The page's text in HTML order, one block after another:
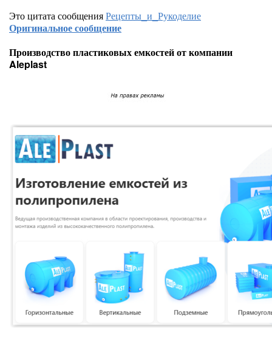
Это цитата сообщенияРецепты_и_Рукоделие
Оригинальное сообщение
Производство пластиковых емкостей от компании
Aleplast